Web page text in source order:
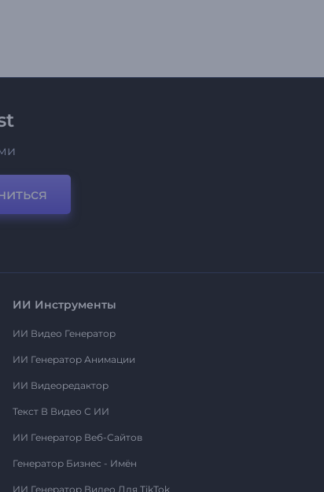
ИИ Инструменты
ИИ Видео Генератор
ИИ Генератор Анимации
ИИ Видеоредактор
Текст В Видео С ИИ
ИИ Генератор Веб-Сайтов
Генератор Бизнес - Имён
ИИ Генератор Видео Для TikTok